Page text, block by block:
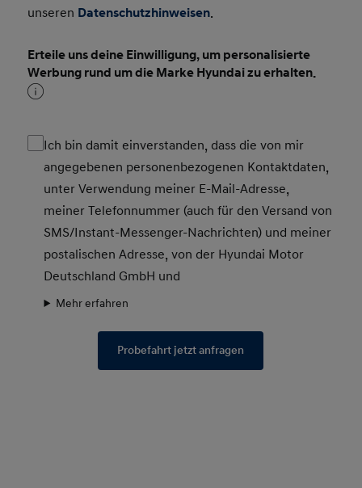
unseren Datenschutzhinweisen.
Erteile uns deine Einwilligung, um personalisierte
Werbung rund um die Marke Hyundai zu erhalten.
Ich bin damit einverstanden, dass die von mir
angegebenen personenbezogenen Kontaktdaten,
unter Verwendung meiner E-Mail-Adresse,
meiner Telefonnummer (auch für den Versand von
SMS/Instant-Messenger-Nachrichten) und meiner
postalischen Adresse, von der Hyundai Motor
Deutschland GmbH und
Mehr erfahren
Probefahrt jetzt anfragen